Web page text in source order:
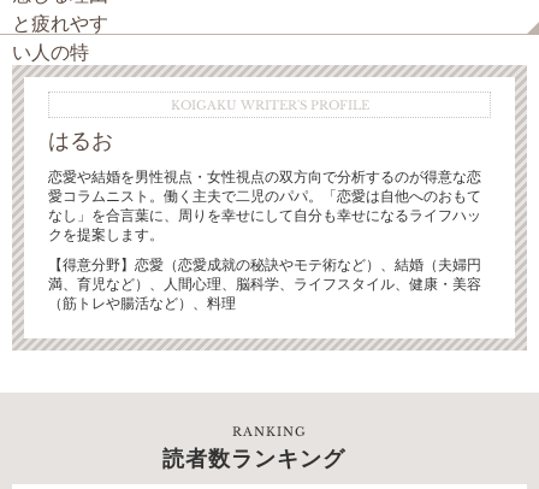
KOIGAKU WRITER'S PROFILE
はるお
恋愛や結婚を男性視点・女性視点の双方向で分析するのが得意な恋
愛コラムニスト。働く主夫で二児のパパ。「恋愛は自他へのおもて
なし」を合言葉に、周りを幸せにして自分も幸せになるライフハッ
クを提案します。
【得意分野】恋愛（恋愛成就の秘訣やモテ術など）、結婚（夫婦円
満、育児など）、人間心理、脳科学、ライフスタイル、健康・美容
（筋トレや腸活など）、料理
RANKING
読者数ランキング